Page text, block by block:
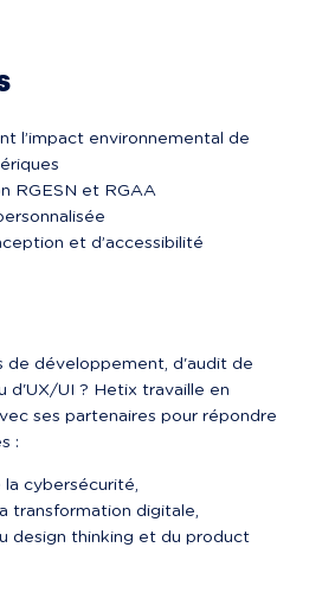
l’impact environnemental de
RGESN et RGAA
et d’accessibilité
de développement, d'audit de
d'UX/UI ? Hetix travaille en
ses partenaires pour répondre
:
la cybersécurité,
transformation digitale,
design thinking et du product